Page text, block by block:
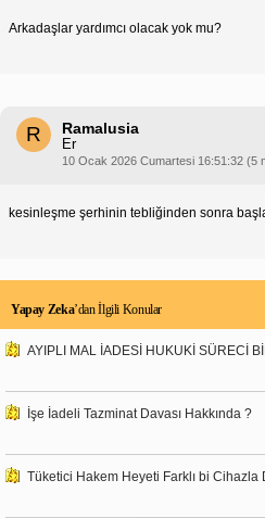
Arkadaşlar yardımcı olacak yok mu?
R Ramalusia
Er
10 Ocak 2026 Cumartesi 16:51:32 (5
kesinleşme şerhinin tebliğinden sonra
Yapay Zeka’dan İlgili Konular
AYIPLI MAL İADESİ HUKUKİ SÜRECİ
İşe İadeli Tazminat Davası Hakkında ?
Tüketici Hakem Heyeti Farklı bi